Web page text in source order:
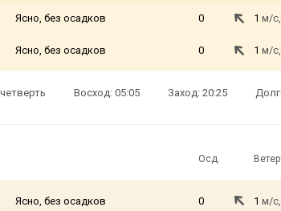
Ясно, без осадков 0 1 м/с,
Ясно, без осадков 0 1 м/с,
Восход: 05:05 Заход: 20:25
Осд. Ветер
Ясно, без осадков 0 1 м/с,